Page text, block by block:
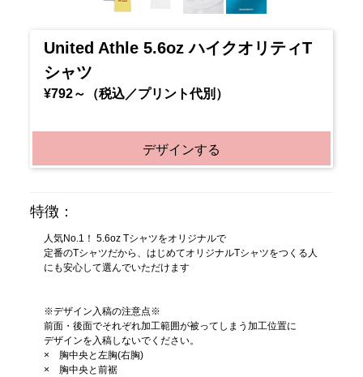
United Athle 5.6oz ハイクオリティT
シャツ
¥792～（税込／プリント代別）
デザインする
特徴：
人気No.1！ 5.6oz Tシャツをオリジナルで
定番のTシャツだから、はじめてオリジナルTシャツをつくる人
にも安心して選んでいただけます
※デザイン入稿の注意点※
前面・後面でそれぞれ加工範囲が被ってしまう加工位置に
デザインを入稿しないでください。
× 胸中央と左胸(右胸)
× 胸中央と前裾